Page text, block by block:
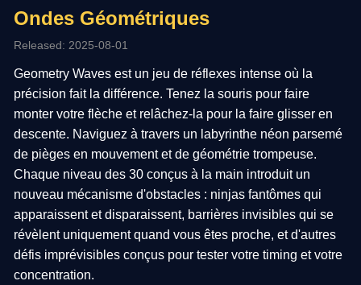
Ondes Géométriques
Released: 2025-08-01
Geometry Waves est un jeu de réflexes intense où la
précision fait la différence. Tenez la souris pour faire
monter votre flèche et relâchez-la pour la faire glisser en
descente. Naviguez à travers un labyrinthe néon parsemé
de pièges en mouvement et de géométrie trompeuse.
Chaque niveau des 30 conçus à la main introduit un
nouveau mécanisme d'obstacles : ninjas fantômes qui
apparaissent et disparaissent, barrières invisibles qui se
révèlent uniquement quand vous êtes proche, et d'autres
défis imprévisibles conçus pour tester votre timing et votre
concentration.